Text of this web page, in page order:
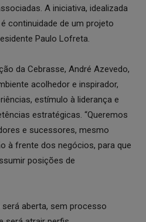
A iniciativa, idealizada
continuidade de um projeto
Paulo Lofreta.
da Cebrasse, André Azevedo,
acolhedor e inspirador,
estímulo à liderança e
estratégicas. “Queremos
e sucessores, mesmo
à frente dos negócios, para que
posições de
aberta, sem processo